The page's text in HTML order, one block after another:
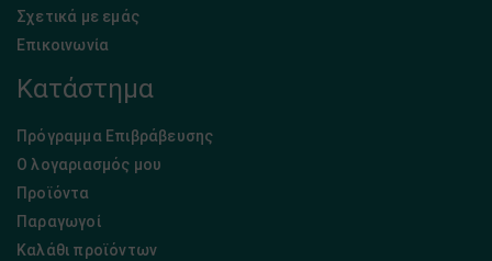
Σχετικά με εμάς
Επικοινωνία
Κατάστημα
Πρόγραμμα Επιβράβευσης
Ο λογαριασμός μου
Προϊόντα
Παραγωγοί
Καλάθι προϊόντων